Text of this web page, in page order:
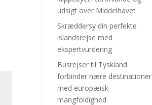
udsigt over Middelhavet
Skræddersy din perfekte
islandsrejse med
ekspertvurdering
Busrejser til Tyskland
forbinder nære destinationer
med europæisk
mangfoldighed